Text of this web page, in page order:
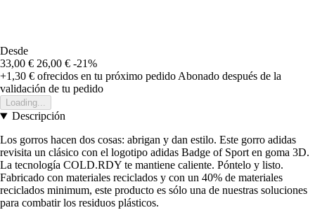
Desde
33,00 € 26,00 € -21%
+1,30 € ofrecidos en tu próximo pedido Abonado después de la
validación de tu pedido
Loading...
Descripción
Los gorros hacen dos cosas: abrigan y dan estilo. Este gorro adidas
revisita un clásico con el logotipo adidas Badge of Sport en goma 3D.
La tecnología COLD.RDY te mantiene caliente. Póntelo y listo.
Fabricado con materiales reciclados y con un 40% de materiales
reciclados minimum, este producto es sólo una de nuestras soluciones
para combatir los residuos plásticos.